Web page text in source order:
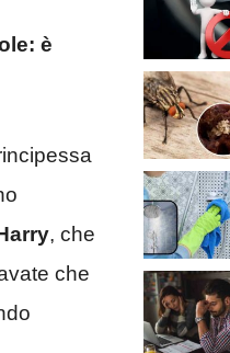
è
, che
che